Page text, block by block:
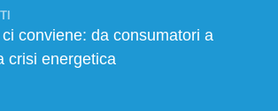
conviene: da consumatori a
crisi energetica